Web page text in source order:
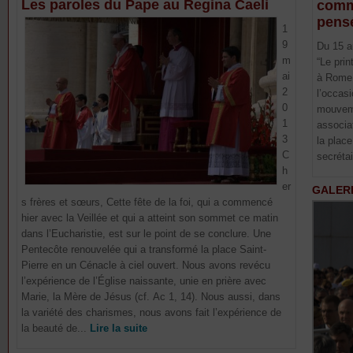
Les paroles du Pape au Regina Caeli
1
9
m
ai
2
0
1
3
C
h
er
s frères et sœurs, Cette fête de la foi, qui a commencé
hier avec la Veillée et qui a atteint son sommet ce matin
dans l’Eucharistie, est sur le point de se conclure. Une
Pentecôte renouvelée qui a transformé la place Saint-
Pierre en un Cénacle à ciel ouvert. Nous avons revécu
l’expérience de l’Église naissante, unie en prière avec
Marie, la Mère de Jésus (cf. Ac 1, 14). Nous aussi, dans
la variété des charismes, nous avons fait l’expérience de
la beauté de... Lire la suite
Du 15
“Le
à
la